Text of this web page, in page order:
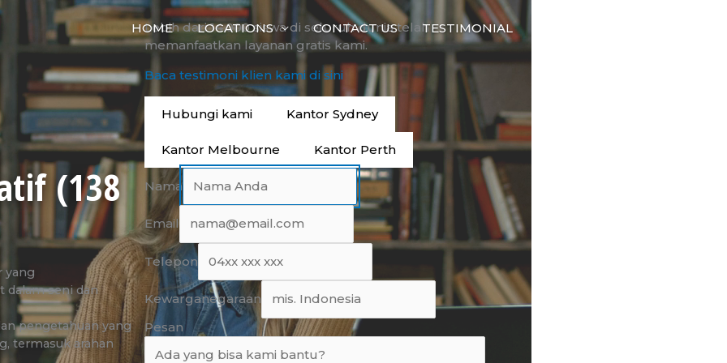
HOME LOCATIONS CONTACT US TESTIMONIAL
(138
yang
dalam seni dan
pengetahuan yang
termasuk arahan
Lebih dari 14.000 siswa di seluruh dunia telah
memanfaatkan layanan gratis kami.
Baca testimoni klien kami di sini
Hubungi kami Kantor Sydney
Kantor Melbourne Kantor Perth
Nama
Email
Telepon
Kewarganegaraan
Pesan